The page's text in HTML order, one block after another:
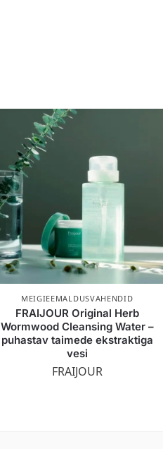
MEIGIEEMALDUSVAHENDID
FRAIJOUR Original Herb
Wormwood Cleansing Water –
puhastav taimede ekstraktiga
vesi
FRAIJOUR